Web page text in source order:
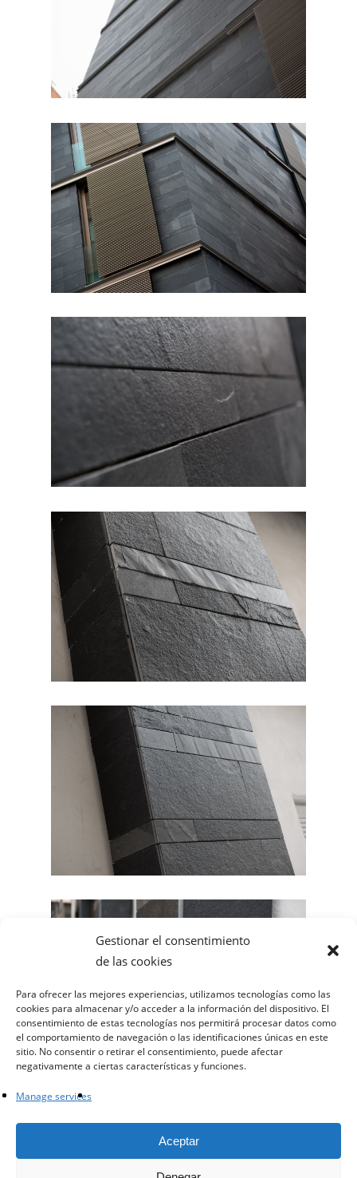
Gestionar el consentimiento
de las cookies
Para ofrecer las mejores experiencias, utilizamos tecnologías como las
cookies para almacenar y/o acceder a la información del dispositivo. El
consentimiento de estas tecnologías nos permitirá procesar datos como
el comportamiento de navegación o las identificaciones únicas en este
sitio. No consentir o retirar el consentimiento, puede afectar
negativamente a ciertas características y funciones.
Manage services
Aceptar
facebook instagram whatsapp email